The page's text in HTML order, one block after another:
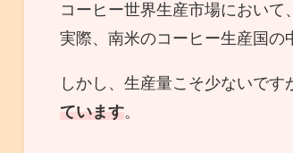
コーヒー世界生産市場において
実際、南米のコーヒー生産国の
しかし、生産量こそ少ないです
ています。